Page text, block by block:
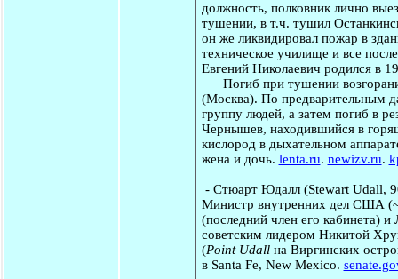
должность, полковник лично
тушении, в т.ч. тушил
он же ликвидировал пожар в
техническое училище и все
Евгений Николаевич родился в
Погиб при тушении
(Москва). По предварительным
группу людей, а затем погиб в
Чернышев, находившийся в
кислород в дыхательном
жена и дочь. lenta.ru. newizv.ru.
- Стюарт Юдалл(Stewart Udall,
Министр внутренних дел США
(последний член его кабинета)
советским лидером Никитой
(Point Udallна Виргинских
в Santa Fe, New Mexico.